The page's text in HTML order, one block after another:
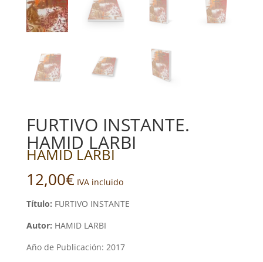
FURTIVO INSTANTE.
HAMID LARBI
HAMID LARBI
12,00€ IVA incluido
Título: FURTIVO INSTANTE
Autor: HAMID LARBI
Año de Publicación: 2017